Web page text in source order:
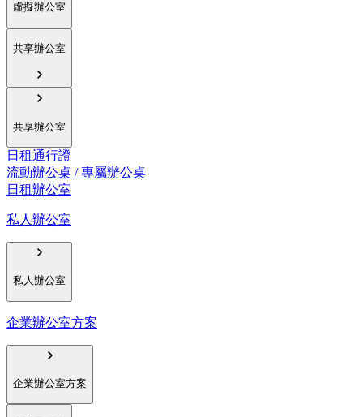
虛擬辦公室
共享辦公室
共享辦公室
日租通行證
流動辦公桌 / 專屬辦公桌
日租辦公室
私人辦公室
私人辦公室
企業辦公室方案
企業辦公室方案